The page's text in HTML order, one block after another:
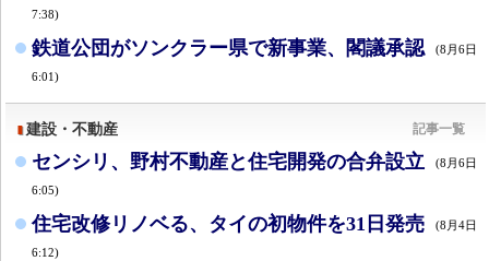
7:38)
鉄道公団がソンクラー県で新事業、閣議承認 (8月6日
6:01)
建設・不動産 記事一覧
センシリ、野村不動産と住宅開発の合弁設立 (8月6日
6:05)
住宅改修リノベる、タイの初物件を31日発売 (8月4日
6:12)